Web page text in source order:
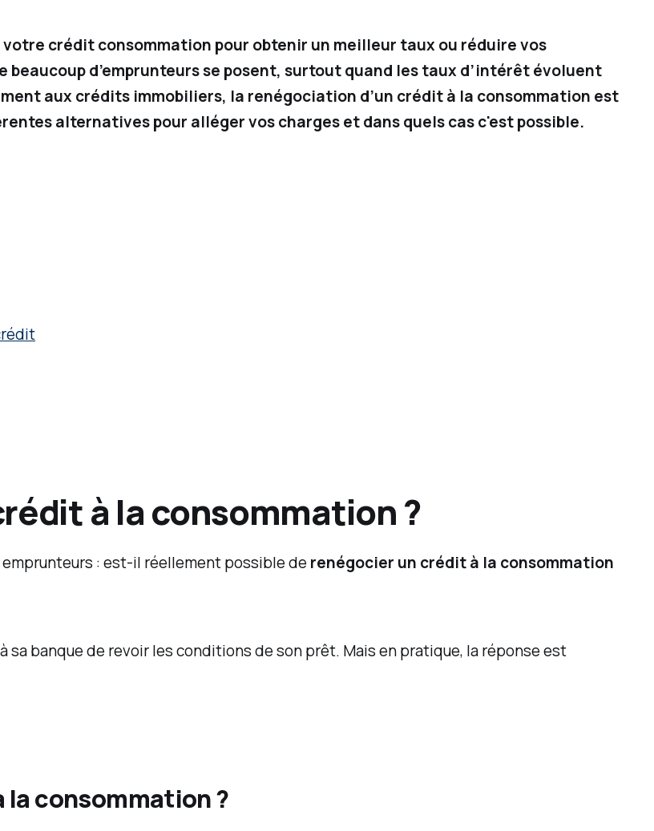
votre crédit consommation pour obtenir un meilleur taux ou réduire vos
beaucoup d’emprunteurs se posent, surtout quand les taux d’intérêt évoluent
aux crédits immobiliers, la renégociation d’un crédit à la consommation est
alternatives pour alléger vos charges et dans quels cas c'est possible.
à la consommation ?
: est-il réellement possible de renégocier un crédit à la consommation
sa banque de revoir les conditions de son prêt. Mais en pratique, la réponse est
consommation ?